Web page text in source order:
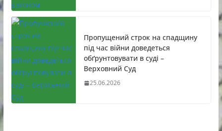
Пропущений строк на спадщину
під час війни доведеться
обґрунтовувати в суді –
Верховний Суд
25.06.2026